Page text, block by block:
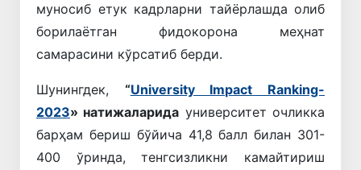
муносиб етук кадрларни тайёрлашда олиб
борилаётган фидокорона меҳнат
самарасини кўрсатиб берди.
Шунингдек, “University Impact Ranking-
2023» натижаларида университет очликка
барҳам бериш бўйича 41,8 балл билан 301-
400 ўринда, тенгсизликни камайтириш